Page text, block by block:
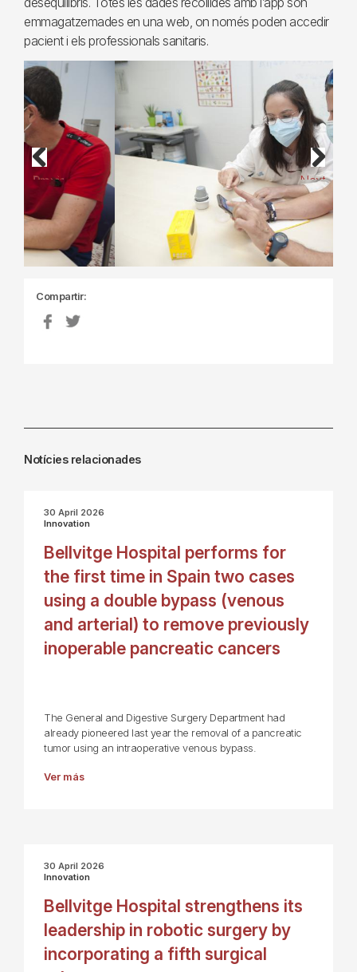
emmagatzemades en una web, on només poden accedir
pacient i els professionals sanitaris.
Previous Next
Compartir:
Notícies relacionades
30 April 2026
Innovation
Bellvitge Hospital performs for
the first time in Spain two cases
using a double bypass (venous
and arterial) to remove previously
inoperable pancreatic cancers
The General and Digestive Surgery Department had
already pioneered last year the removal of a pancreatic
tumor using an intraoperative venous bypass.
Ver más
30 April 2026
Innovation
Bellvitge Hospital strengthens its
leadership in robotic surgery by
incorporating a fifth surgical